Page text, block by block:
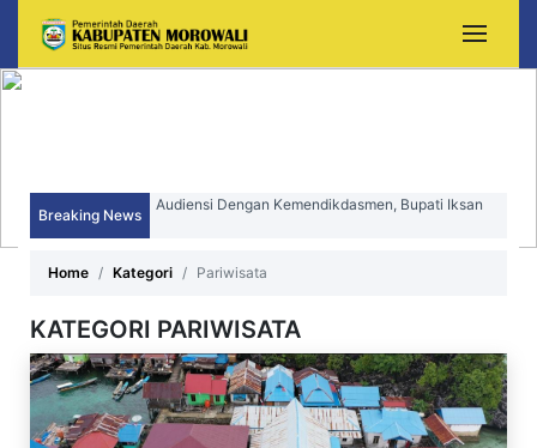
Breaking News Sekda Morowali Yusman Mahbub Hadiri Peringatan
Home Kategori Pariwisata
KATEGORI PARIWISATA